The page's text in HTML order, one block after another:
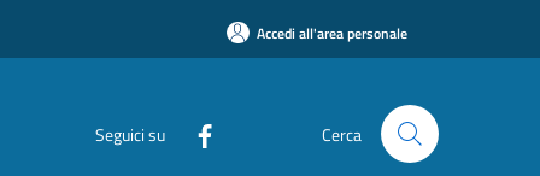
Accedi all'area personale
Seguici su Cerca